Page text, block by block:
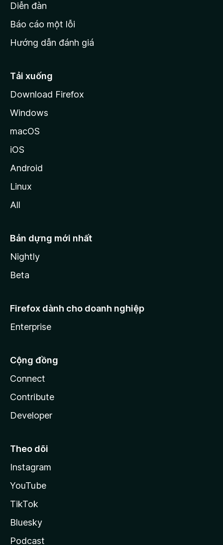
M
o
i
l
Diễn đàn
Báo cáo một lỗi
Hướng dẫn đánh giá
Tải xuống
Download Firefox
Windows
macOS
iOS
Android
Linux
All
Bản dựng mới nhất
Nightly
Beta
Firefox dành cho doanh nghiệp
Enterprise
Cộng đồng
Connect
Contribute
Developer
Theo dõi
Instagram
YouTube
TikTok
Bluesky
Podcast